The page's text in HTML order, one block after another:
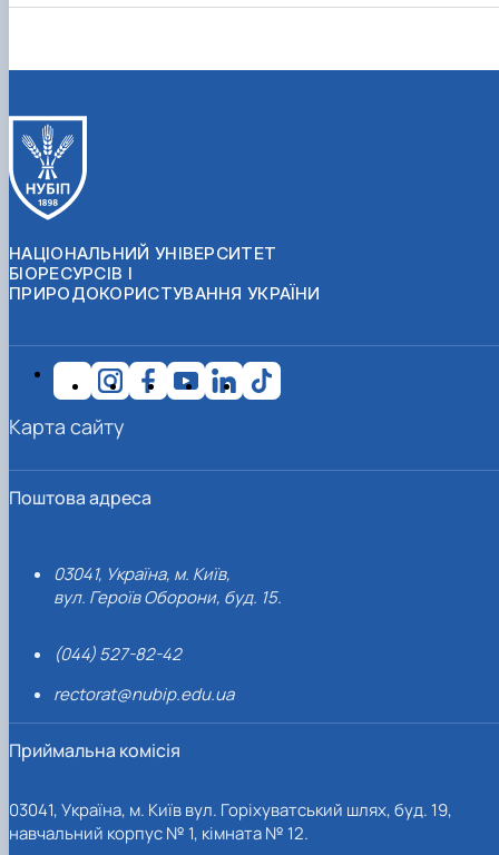
НАЦІОНАЛЬНИЙ УНІВЕРСИТЕТ
БІОРЕСУРСІВ І
ПРИРОДОКОРИСТУВАННЯ УКРАЇНИ
Поштова адреса
03041, Україна, м. Київ,
вул. Героїв Оборони, буд. 15.
(044) 527-82-42
rectorat@nubip.edu.ua
Приймальна комісія
03041, Україна, м. Київ вул. Горіхуватський шлях, буд. 19,
навчальний корпус № 1, кімната № 12.
Карта сайту